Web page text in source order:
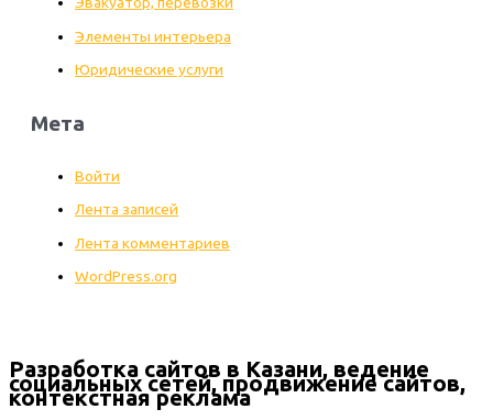
Элементы интерьера
Юридические услуги
Мета
Войти
Лента записей
Лента комментариев
WordPress.org
Разработка сайтов в Казани, ведение
социальных сетей, продвижение сайтов,
контекстная реклама